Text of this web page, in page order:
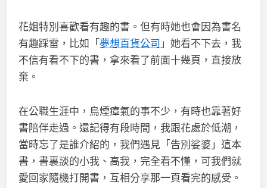
花姐特別喜歡看有趣的書。但有時她也會因為書名
有趣踩雷，比如「夢想百貨公司 」她看不下去，我
不信有看不下的書，拿來看了前面十幾頁，直接放
棄。
在公職生涯中，烏煙瘴氣的事不少，有時也靠著好
書陪伴走過。還記得有段時間，我跟花處於低潮，
當時忘了是誰介紹的，我們遇見「告別娑婆」這本
書，書裏談的小我、高我，完全看不懂，可我們就
愛回家隨機打開書，互相分享那一頁看完的感受。